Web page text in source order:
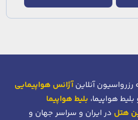
رزرواسیون آنلاینآژانس هواپیمایی
هواپیما، بلیط هواپیما
هتل در ایران و سراسر جهان و